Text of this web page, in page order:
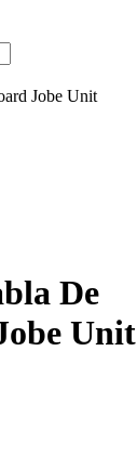
Jobe Unit
De
Unit